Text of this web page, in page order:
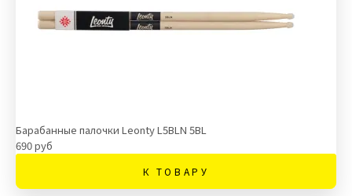
Барабанные палочки Leonty L5BLN 5ВL
690 руб
К ТОВАРУ